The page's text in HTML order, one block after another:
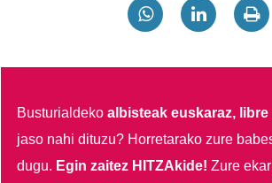
Busturialdekoalbisteak euskaraz, libre
jaso nahi dituzu? Horretarako zure
dugu. Egin zaitez HITZAkide!Zure